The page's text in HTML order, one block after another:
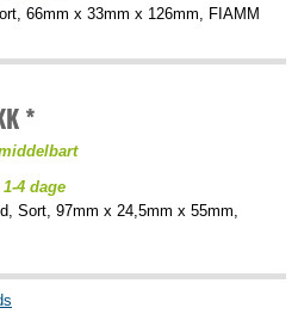
66mm x 33mm x 126mm, FIAMM
*
4 dage
Sort, 97mm x 24,5mm x 55mm,